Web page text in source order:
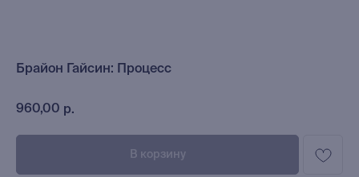
Брайон Гайсин: Процесс
960,00 р.
В корзину